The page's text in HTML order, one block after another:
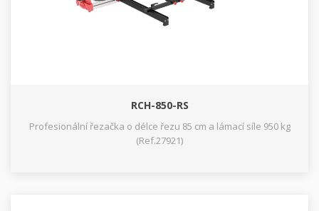
RCH-850-RS
Profesionální řezačka o délce řezu 85 cm a lámací síle 950 kg
(Ref.27921)